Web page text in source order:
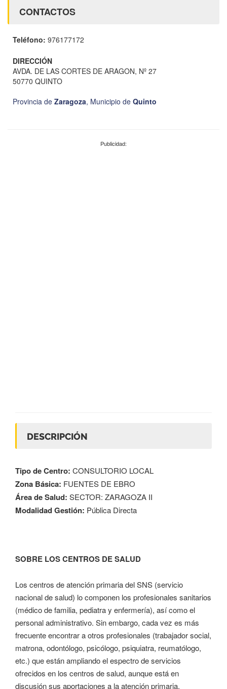
CONTACTOS
Teléfono: 976177172
DIRECCIÓN
AVDA. DE LAS CORTES DE ARAGON, Nº 27
50770 QUINTO
Provincia de Zaragoza, Municipio de Quinto
Publicidad:
DESCRIPCIÓN
Tipo de Centro: CONSULTORIO LOCAL
Zona Básica: FUENTES DE EBRO
Área de Salud: SECTOR: ZARAGOZA II
Modalidad Gestión: Pública Directa
SOBRE LOS CENTROS DE SALUD
Los centros de atención primaria del SNS (servicio
nacional de salud) lo componen los profesionales sanitarios
(médico de familia, pediatra y enfermería), así como el
personal administrativo. Sin embargo, cada vez es más
frecuente encontrar a otros profesionales (trabajador social,
matrona, odontólogo, psicólogo, psiquiatra, reumatólogo,
etc.) que están ampliando el espectro de servicios
ofrecidos en los centros de salud, aunque está en
discusión sus aportaciones a la atención primaria.